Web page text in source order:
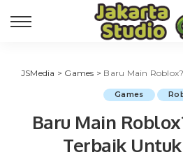
JSMedia > Games > Baru Main Roblox? Ini
Games
Baru Main
Terbaik